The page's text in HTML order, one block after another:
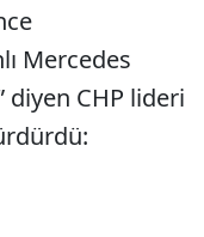
Mercedes
diyen CHP lideri